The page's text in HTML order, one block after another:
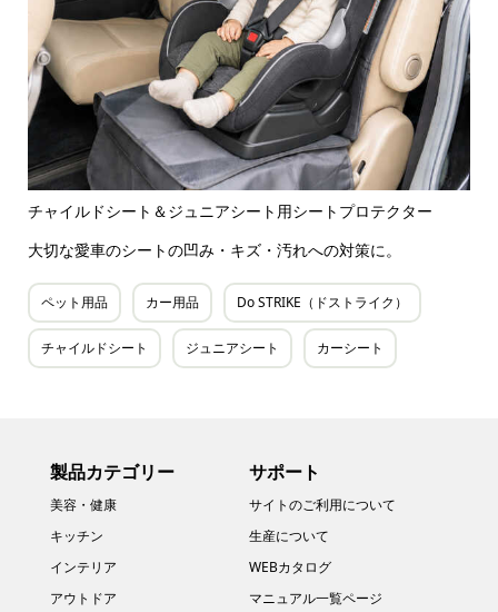
チャイルドシート＆ジュニアシート用シートプロテクター
大切な愛車のシートの凹み・キズ・汚れへの対策に。
ペット用品 カー用品 Do STRIKE（ドストライク）
チャイルドシート ジュニアシート カーシート
製品カテゴリー
美容・健康
キッチン
インテリア
アウトドア
サポート
サイトのご利用について
生産について
WEBカタログ
マニュアル一覧ページ